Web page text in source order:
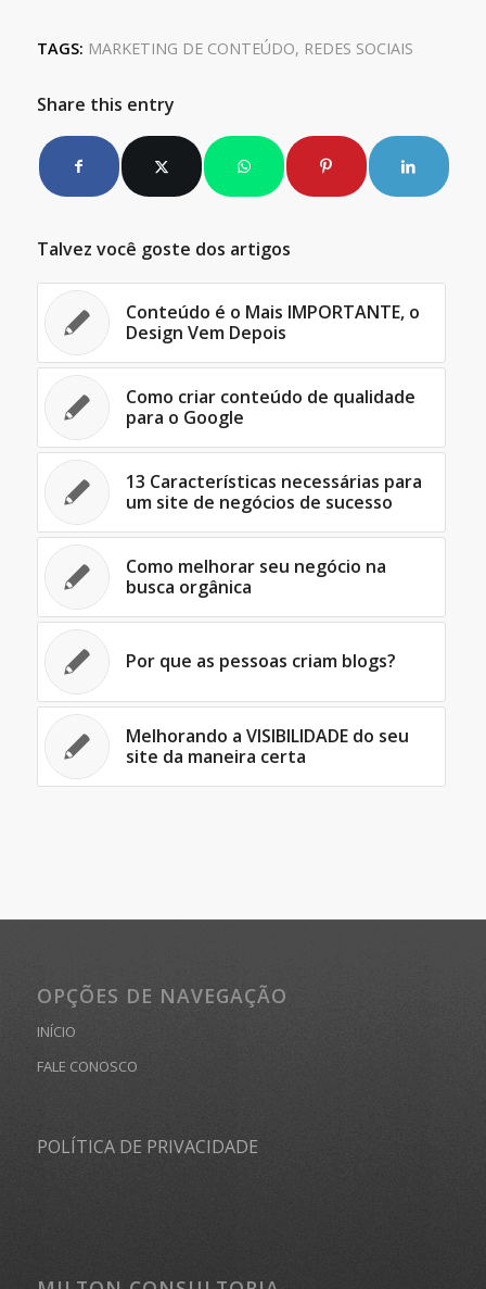
TAGS: MARKETING DE CONTEÚDO, REDES SOCIAIS
Share this entry
Talvez você goste dos artigos
Conteúdo é o Mais IMPORTANTE, o
Design Vem Depois
Como criar conteúdo de qualidade
para o Google
13 Características necessárias para
um site de negócios de sucesso
Como melhorar seu negócio na
busca orgânica
Por que as pessoas criam blogs?
Melhorando a VISIBILIDADE do seu
site da maneira certa
OPÇÕES DE NAVEGAÇÃO
INÍCIO
FALE CONOSCO
POLÍTICA DE PRIVACIDADE